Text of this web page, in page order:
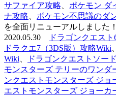
サファイア攻略
ポケモン ダ
ナ攻略
ポケモン不思議のダ
を全面リニューアルしました！
2020.05.30
ドラゴンクエス
ドラクエ7（3DS版）攻略Wiki
Wiki
ドラゴンクエストソー
モンスターズ テリーのワンダ
ンクエストモンスターズ ジョ
エストモンスターズ ジョーカ